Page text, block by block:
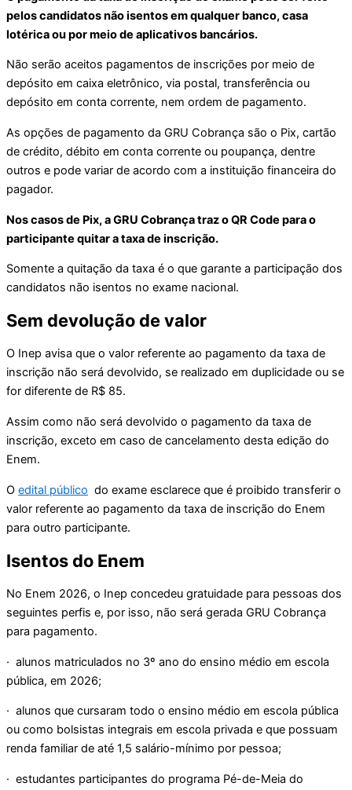
pelos candidatos não isentos em qualquer banco, casa
lotérica ou por meio de aplicativos bancários.
Não serão aceitos pagamentos de inscrições por meio de
depósito em caixa eletrônico, via postal, transferência ou
depósito em conta corrente, nem ordem de pagamento.
As opções de pagamento da GRU Cobrança são o Pix, cartão
de crédito, débito em conta corrente ou poupança, dentre
outros e pode variar de acordo com a instituição financeira do
pagador.
Nos casos de Pix, a GRU Cobrança traz o QR Code para o
participante quitar a taxa de inscrição.
Somente a quitação da taxa é o que garante a participação dos
candidatos não isentos no exame nacional.
Sem devolução de valor
O Inep avisa que o valor referente ao pagamento da taxa de
inscrição não será devolvido, se realizado em duplicidade ou se
for diferente de R$ 85.
Assim como não será devolvido o pagamento da taxa de
inscrição, exceto em caso de cancelamento desta edição do
Enem.
O edital público do exame esclarece que é proibido transferir o
valor referente ao pagamento da taxa de inscrição do Enem
para outro participante.
Isentos do Enem
No Enem 2026, o Inep concedeu gratuidade para pessoas dos
seguintes perfis e, por isso, não será gerada GRU Cobrança
para pagamento.
· alunos matriculados no 3º ano do ensino médio em escola
pública, em 2026;
· alunos que cursaram todo o ensino médio em escola pública
ou como bolsistas integrais em escola privada e que possuam
renda familiar de até 1,5 salário-mínimo por pessoa;
· estudantes participantes do programa Pé-de-Meia do